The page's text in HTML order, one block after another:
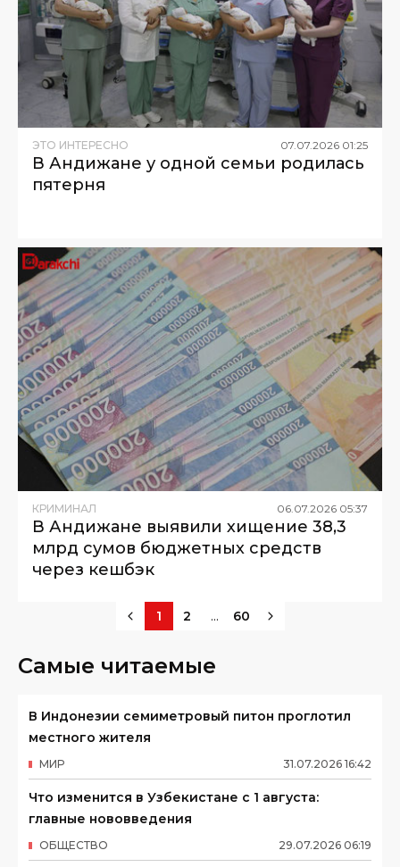
ЭТО ИНТЕРЕСНО 07.07.2026 01:25
В Андижане у одной семьи родилась
пятерня
КРИМИНАЛ 06 07 2026 05:37
В Андижане выявили хищение 38,3
млрд сумов бюджетных средств
через кешбэк
1 2 ... 60
Самые читаемые
В Индонезии семиметровый питон проглотил
местного жителя
31.07.2026 16:42
МИР
Что изменится в Узбекистане с 1 августа:
главные нововведения
29.07.2026 06:19
ОБЩЕСТВО